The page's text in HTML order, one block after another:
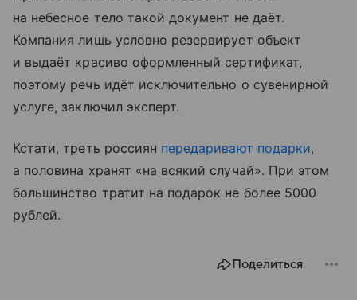
на небесное тело такой документ не даёт.
Компания лишь условно резервирует объект
и выдаёт красиво оформленный сертификат,
поэтому речь идёт исключительно о сувенирной
услуге, заключил эксперт.
Кстати, треть россиян передаривают подарки,
а половина хранят «на всякий случай». При этом
большинство тратит на подарок не более 5000
рублей.
Поделиться